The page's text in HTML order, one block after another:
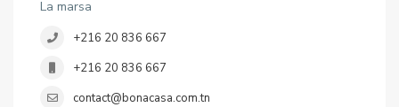
La marsa
+216 20 836 667
+216 20 836 667
contact@bonacasa.com.tn